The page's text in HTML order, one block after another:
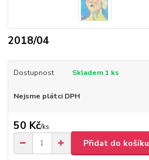
2018/04
Dostupnost Skladem 1 ks
Nejsme plátci DPH
50 Kč/ks
Přidat do košíku